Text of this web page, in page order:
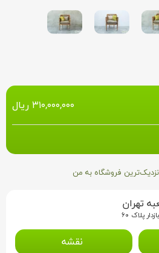
۳۱۰,۰۰۰,۰۰۰ ریال
فروشگاه به من
تهران
پلاک ۶۰
نقشه